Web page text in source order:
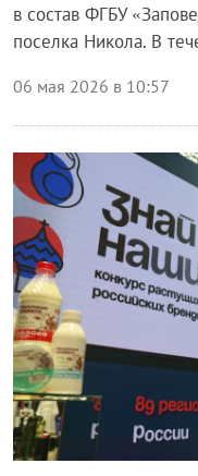
в состав ФГБУ
поселка Никола. В
06 мая 2026 в 10:57
Блог правительства